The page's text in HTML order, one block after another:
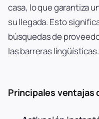
casa, lo que garantiza
su llegada. Esto
búsquedas de
las barreras lingüísticas.
Principales ventajas